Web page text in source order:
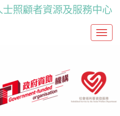
照顧者資源及服務中心
T
g
l